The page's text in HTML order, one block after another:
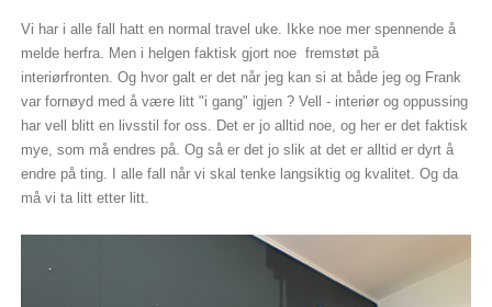
Vi har i alle fall hatt en normal travel uke. Ikke noe mer spennende å
melde herfra. Men i helgen faktisk gjort noe fremstøt på
interiørfronten. Og hvor galt er det når jeg kan si at både jeg og Frank
var fornøyd med å være litt "i gang" igjen ? Vell - interiør og oppussing
har vell blitt en livsstil for oss. Det er jo alltid noe, og her er det faktisk
mye, som må endres på. Og så er det jo slik at det er alltid er dyrt å
endre på ting. I alle fall når vi skal tenke langsiktig og kvalitet. Og da
må vi ta litt etter litt.